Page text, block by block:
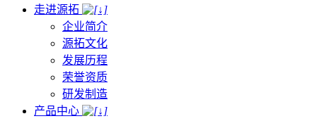
走进源拓
企业简介
源拓文化
发展历程
荣誉资质
研发制造
产品中心